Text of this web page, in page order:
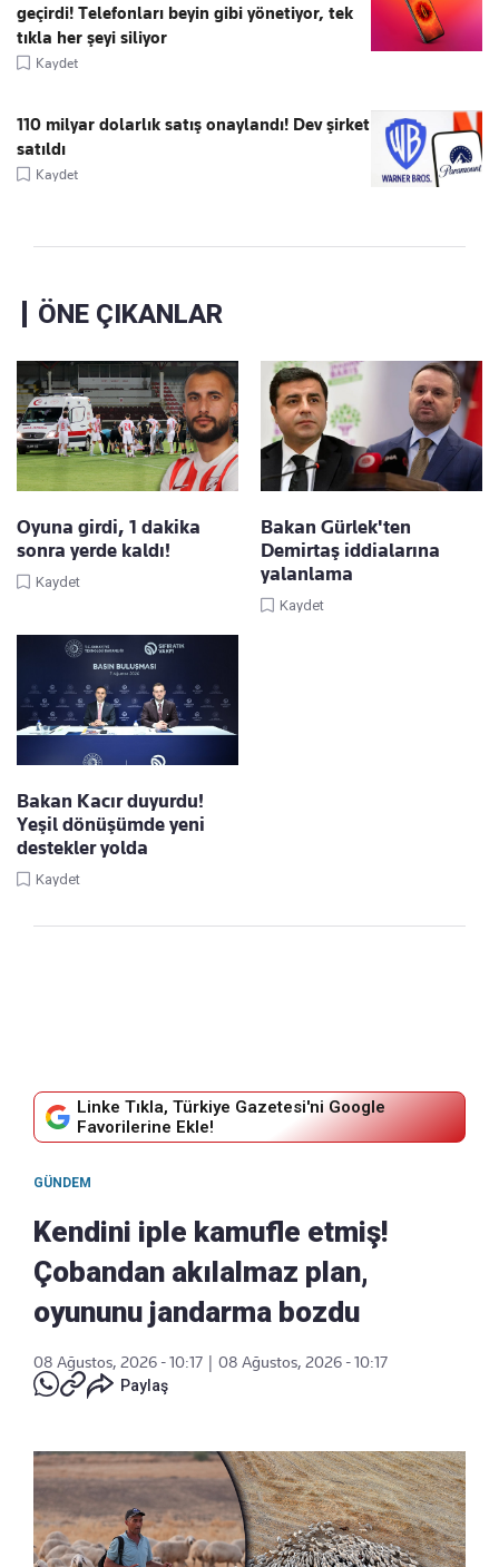
geçirdi! Telefonları beyin gibi yönetiyor, tek
tıkla her şeyi siliyor
Kaydet
110 milyar dolarlık satış onaylandı! Dev şirket
satıldı
Kaydet
ÖNE ÇIKANLAR
Oyuna girdi, 1 dakika
sonra yerde kaldı!
Kaydet
Bakan Gürlek'ten
Demirtaş iddialarına
yalanlama
Kaydet
Bakan Kacır duyurdu!
Yeşil dönüşümde yeni
destekler yolda
Kaydet
Linke Tıkla, Türkiye Gazetesi'ni Google
Favorilerine Ekle!
GÜNDEM
Kendini iple kamufle etmiş!
Çobandan akılalmaz plan,
oyununu jandarma bozdu
08 Ağustos, 2026 - 10:17
08 Ağustos, 2026 - 10:17
Paylaş